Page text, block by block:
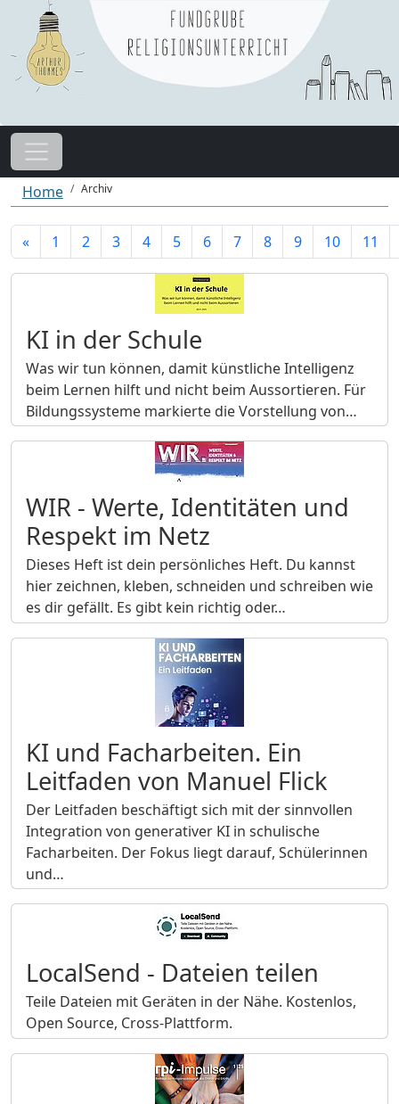
Home Archiv
« 1 2 3 4 5 6 7 8 9 10 11
KI in der Schule
Was wir tun können, damit künstliche Intelligenz
beim Lernen hilft und nicht beim Aussortieren. Für
Bildungssysteme markierte die Vorstellung von…
WIR - Werte, Identitäten und
Respekt im Netz
Dieses Heft ist dein persönliches Heft. Du kannst
hier zeichnen, kleben, schneiden und schreiben wie
es dir gefällt. Es gibt kein richtig oder…
KI und Facharbeiten. Ein
Leitfaden von Manuel Flick
Der Leitfaden beschäftigt sich mit der sinnvollen
Integration von generativer KI in schulische
Facharbeiten. Der Fokus liegt darauf, Schülerinnen
und…
LocalSend - Dateien teilen
Teile Dateien mit Geräten in der Nähe. Kostenlos,
Open Source, Cross-Plattform.